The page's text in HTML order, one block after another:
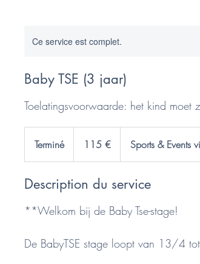
Ce service est complet.
Baby TSE (3 jaar)
TerminéT
e
m
n
115 € Sports & Events
Description du service
**Welkom bij de Baby Tse-stage!
De BabyTSE stage loopt van 13/4